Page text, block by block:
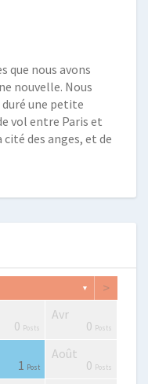
que nous avons
nouvelle. Nous
une petite
vol entre Paris et
cité des anges, et de
▼ >
0 Posts
Avr
0 Posts
1 Post
Août
0 Posts